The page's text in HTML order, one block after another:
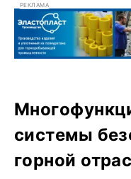
РЕКЛАМА
системы
горной